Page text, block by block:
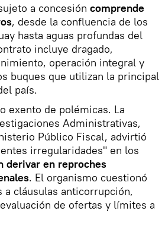
a concesión comprende
, desde la confluencia de los
hasta aguas profundas del
incluye dragado,
operación integral y
buques que utilizan la principal
país.
exento de polémicas. La
Administrativas,
Público Fiscal, advirtió
irregularidades" en los
derivar en reproches
. El organismo cuestionó
a cláusulas anticorrupción,
de ofertas y límites a